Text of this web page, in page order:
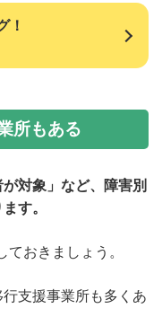
！
所もある
対象」など、障害別
す。
おきましょう。
支援事業所も多くあ